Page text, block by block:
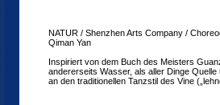
NATUR / Shenzhen Arts Company /
Qiman Yan
Inspiriert von dem Buch des Meisters
andererseits Wasser, als aller Dinge
an den traditionellen Tanzstil des Vine